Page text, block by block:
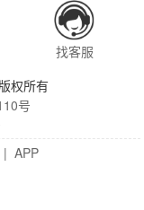
找客服
权所有
号
| APP